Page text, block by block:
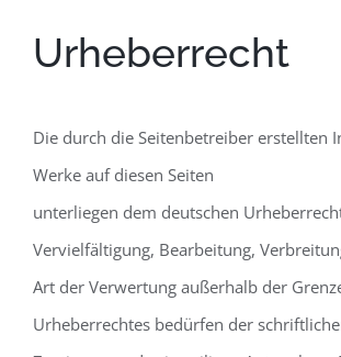
Urheberrecht
Die durch die Seitenbetreiber erstellten
Werke auf diesen Seiten
unterliegen dem deutschen
Vervielfältigung, Bearbeitung,
Art der Verwertung außerhalb der
Urheberrechtes bedürfen der